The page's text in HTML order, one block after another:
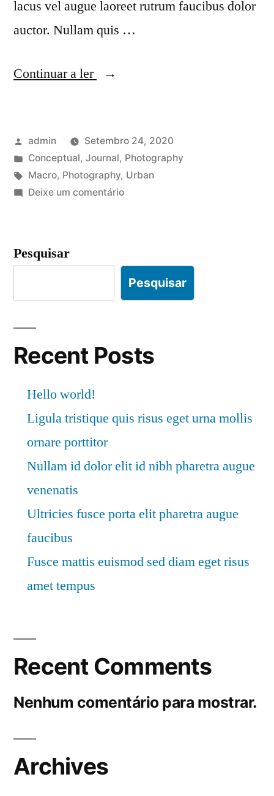
lacus vel augue laoreet rutrum faucibus dolor
auctor. Nullam quis …
Continuar a ler
“Tellus
magna
eget
urna
mollis”
Publicado
por
admin
Setembro 24, 2020
Publicado
em
Conceptual, Journal, Photography
Etiquetas:
Macro, Photography, Urban
Deixe um comentárioem
eget
mollis
Pesquisar
Pesquisar
Recent Posts
Hello world!
Ligula tristique quis risus eget urna mollis
ornare porttitor
Nullam id dolor elit id nibh pharetra augue
venenatis
Ultricies fusce porta elit pharetra augue
faucibus
Fusce mattis euismod sed diam eget risus
amet tempus
Recent Comments
Nenhum comentário para mostrar.
Archives